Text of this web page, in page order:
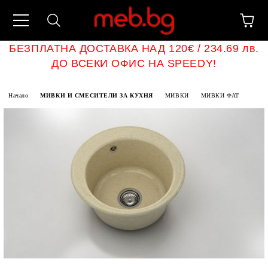
БЕЗПЛАТНА ДОСТАВКА НАД 120€ / 234.69 лв.
ДО ВСЕКИ ОФИС НА SPEEDY!
Начало МИВКИ И СМЕСИТЕЛИ ЗА КУХНЯ МИВКИ МИВКИ ФАТ